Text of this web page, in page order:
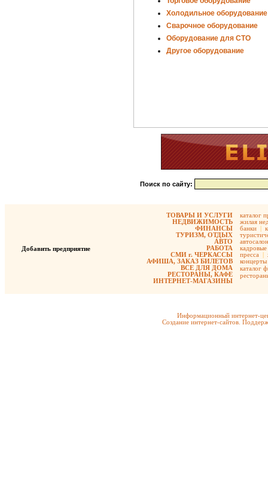
Холодильное оборудование
Сварочное оборудование
Оборудование для СТО
Другое оборудование
Поиск по сайту:
Добавить предприятие
ТОВАРЫ И УСЛУГИ
НЕДВИЖИМОСТЬ
ФИНАНСЫ
ТУРИЗМ, ОТДЫХ
АВТО
РАБОТА
СМИ г. ЧЕРКАССЫ
АФИША, ЗАКАЗ БИЛЕТОВ
ВСЕ ДЛЯ ДОМА
РЕСТОРАНЫ, КАФЕ
ИНТЕРНЕТ-МАГАЗИНЫ
каталог
жилая
банки |
кадровые
пресса |
концерты
каталог
Информационный интернет-
Создание интернет-сайтов.